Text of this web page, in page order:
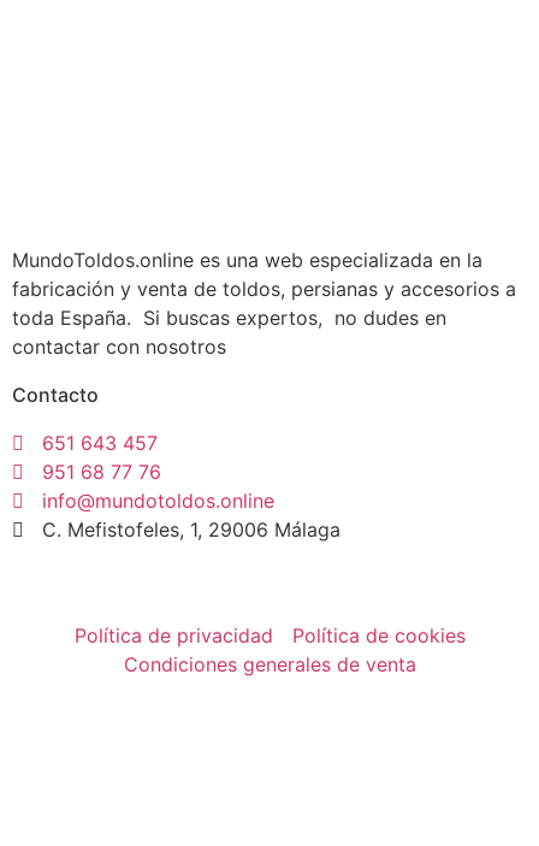
MundoToldos.online es una web especializada en la
fabricación y venta de toldos, persianas y accesorios a
toda España. Si buscas expertos, no dudes en
contactar con nosotros
Contacto
651 643 457
951 68 77 76
info@mundotoldos.online
C. Mefistofeles, 1, 29006 Málaga
Política de privacidad
Política de cookies
Condiciones generales de venta